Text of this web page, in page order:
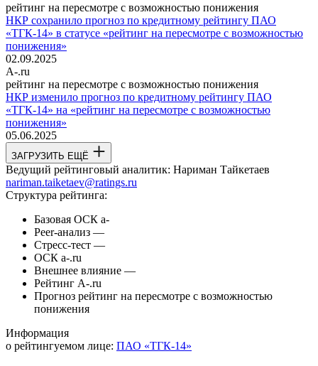
рейтинг на пересмотре с возможностью понижения
НКР сохранило прогноз по кредитному рейтингу ПАО
«ТГК-14» в статусе «рейтинг на пересмотре с возможностью
понижения»
02.09.2025
A-.ru
рейтинг на пересмотре с возможностью понижения
НКР изменило прогноз по кредитному рейтингу ПАО
«ТГК-14» на «рейтинг на пересмотре с возможностью
понижения»
05.06.2025
ЗАГРУЗИТЬ ЕЩЁ
Ведущий рейтинговый аналитик: Нариман Тайкетаев
nariman.taiketaev@ratings.ru
Структура рейтинга:
Базовая ОСК a-
Peer-анализ —
Стресс-тест —
ОСК a-.ru
Внешнее влияние —
Рейтинг A-.ru
Прогноз рейтинг на пересмотре с возможностью
понижения
Информация
о рейтингуемом лице: ПАО «ТГК-14»